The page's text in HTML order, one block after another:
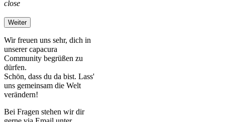
close
Weiter
Wir freuen uns sehr, dich in
unserer capacura
Community begrüßen zu
dürfen.
Schön, dass du da bist. Lass'
uns gemeinsam die Welt
verändern!
Bei Fragen stehen wir dir